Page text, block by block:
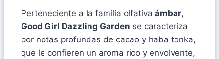
Perteneciente a la familia olfativa ámbar,
Good Girl Dazzling Garden se caracteriza
por notas profundas de cacao y haba tonka,
que le confieren un aroma rico y envolvente,